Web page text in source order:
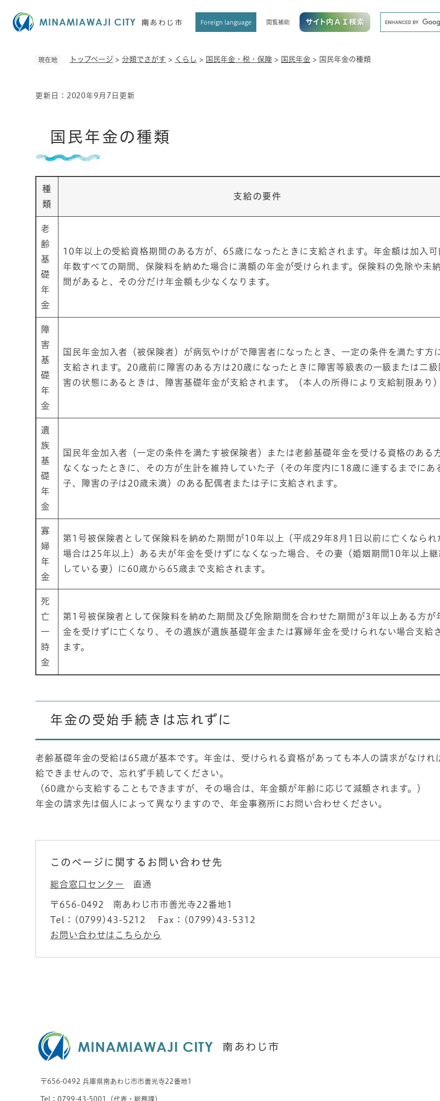
Foreign language 閲覧補助
現在地 トップページ > 分類でさがす > くらし > 国民年金・税・保険 > 国民年金 > 国民年金の種類
本
更新日：2020年9月7日更新
国民年金の種類
種
類
支給の要件
老
齢
基
礎
年
金
10年以上の受給資格期間のある方が、65歳になったときに支給されます。年金額は加入可
年数すべての期間、保険料を納めた場合に満額の年金が受けられます。保険料の免除や未
間があると、その分だけ年金額も少なくなります。
障
害
基
礎
年
金
国民年金加入者（被保険者）が病気やけがで障害者になったとき、一定の条件を満たす方
支給されます。20歳前に障害のある方は20歳になったときに障害等級表の一級または二級
害の状態にあるときは、障害基礎年金が支給されます。（本人の所得により支給制限あり
遺
族
基
礎
年
金
国民年金加入者（一定の条件を満たす被保険者）または老齢基礎年金を受ける資格のある
なくなったときに、その方が生計を維持していた子（その年度内に18歳に達するまでにあ
子、障害の子は20歳未満）のある配偶者または子に支給されます。
寡
婦
年
金
第1号被保険者として保険料を納めた期間が10年以上（平成29年8月1日以前に亡くなられ
場合は25年以上）ある夫が年金を受けずになくなった場合、その妻（婚姻期間10年以上継
している妻）に60歳から65歳まで支給されます。
死
亡
一
時
金
第1号被保険者として保険料を納めた期間及び免除期間を合わせた期間が3年以上ある方が
金を受けずに亡くなり、その遺族が遺族基礎年金または寡婦年金を受けられない場合支給
ます。
年金の受始手続きは忘れずに
老齢基礎年金の受給は65歳が基本です。年金は、受けられる資格があっても本人の請求がなけれ
給できませんので、忘れず手続してください。
（60歳から支給することもできますが、その場合は、年金額が年齢に応じて減額されます。）
年金の請求先は個人によって異なりますので、年金事務所にお問い合わせください。
このページに関するお問い合わせ先
総合窓口センター 直通
〒656-0492
南あわじ市市善光寺22番地1
Tel：(0799)43-5212
Fax：(0799)43-5312
お問い合わせはこちらから
〒656-0492 兵庫県南あわじ市市善光寺22番地1
Tel：0799-43-5001（代表・ 総務課）